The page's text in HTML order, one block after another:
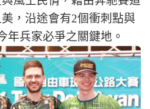
，沿途會有2個衝刺點與
年兵家必爭之關鍵地。